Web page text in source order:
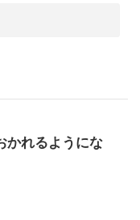
かれるようにな